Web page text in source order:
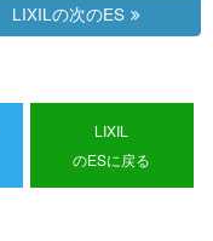
LIXILの次のES
LIXIL
のESに戻る